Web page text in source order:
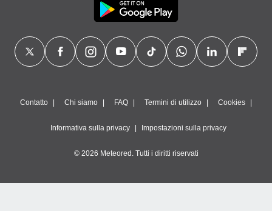
Contatto Chi siamo FAQ Termini di utilizzo Cookies
Informativa sulla privacy Impostazioni sulla privacy
© 2026 Meteored. Tutti i diritti riservati